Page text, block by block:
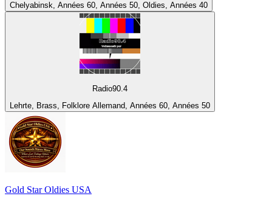
Chelyabinsk, Années 60, Années 50, Oldies, Années 40
Radio90.4
Lehrte, Brass, Folklore Allemand, Années 60, Années 50
Gold Star Oldies USA